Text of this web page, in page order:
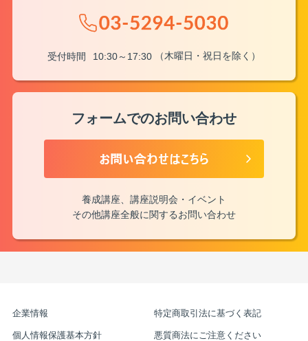
受付時間 10:30～17:30 （木曜日・祝日を除く）
フォームでのお問い合わせ
養成講座、講座説明会・イベント
その他講座全般に関するお問い合わせ
企業情報 特定商取引法に基づく表記
個人情報保護基本方針 悪質商法にご注意ください